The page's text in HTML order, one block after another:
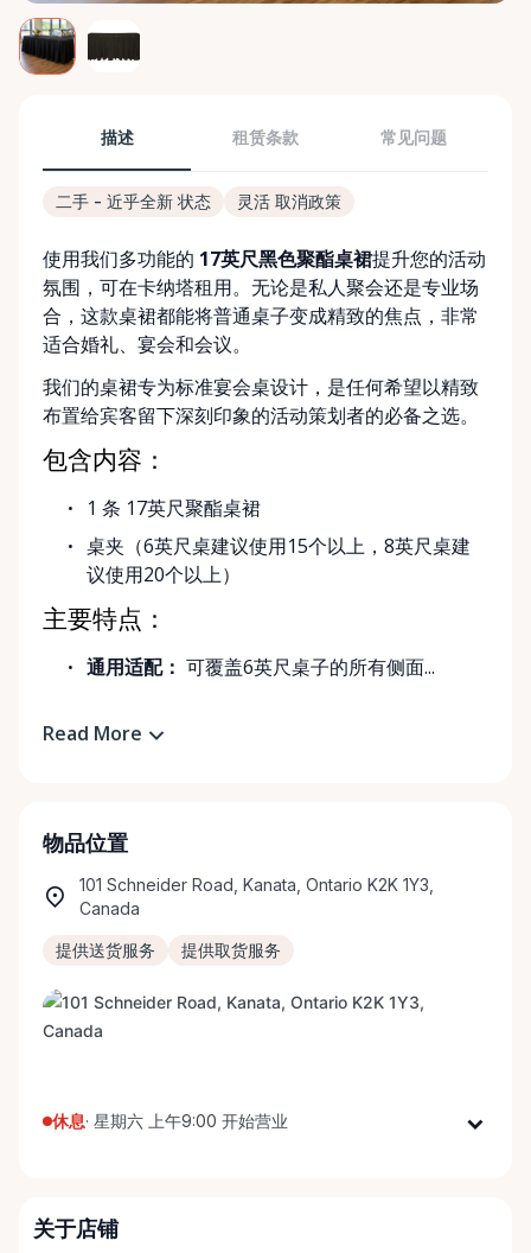
描述 租赁条款 常见问题
二手 - 近乎全新 状态 灵活 取消政策
使用我们多功能的 17英尺黑色聚酯桌裙提升您的活动
氛围，可在卡纳塔租用。无论是私人聚会还是专业场
合，这款桌裙都能将普通桌子变成精致的焦点，非常
适合婚礼、宴会和会议。
我们的桌裙专为标准宴会桌设计，是任何希望以精致
布置给宾客留下深刻印象的活动策划者的必备之选。
包含内容：
1 条 17英尺聚酯桌裙
桌夹（6英尺桌建议使用15个以上，8英尺桌建
议使用20个以上）
主要特点：
通用适配： 可覆盖6英尺桌子的所有侧面...
Read More
物品位置
101 Schneider Road, Kanata, Ontario K2K 1Y3,
Canada
提供送货服务 提供取货服务
休息· 星期六 上午9:00 开始营业
星期三
关于店铺